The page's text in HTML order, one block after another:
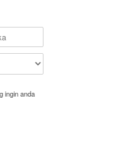
ingin anda